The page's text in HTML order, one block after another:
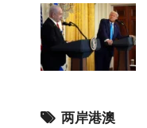
两岸港澳